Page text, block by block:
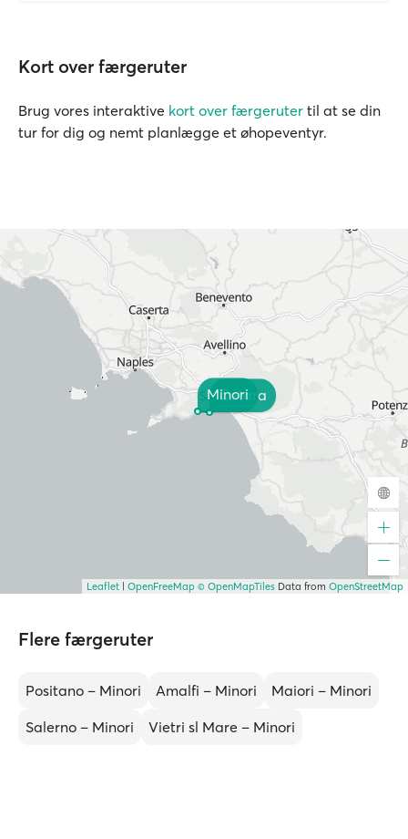
Kort over færgeruter
Brug vores interaktive kort over færgeruter til at se din
tur for dig og nemt planlægge et øhopeventyr.
Cetara
Minori
Leaflet OpenFreeMap © OpenMapTiles Data from OpenStreetMap
Flere færgeruter
Positano – Minori Amalfi – Minori
Maiori – Minori
Salerno – Minori
Vietri sl Mare – Minori